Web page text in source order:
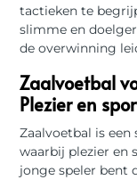
tactieken te
slimme en
de overwinning
Zaalvoetbal
Plezier en
Zaalvoetbal is
waarbij plezier en
jonge speler bent